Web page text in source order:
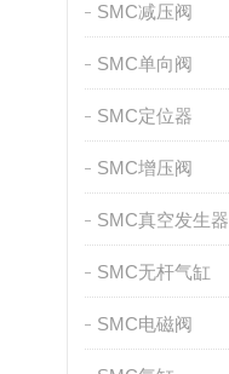
SMC减压阀
SMC单向阀
SMC定位器
SMC增压阀
SMC真空发生器
SMC无杆气缸
SMC电磁阀